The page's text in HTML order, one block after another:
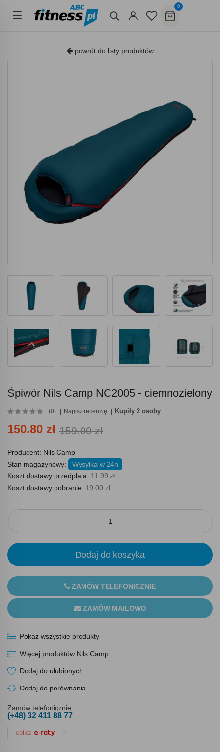
0
powrót do listy produktów
Śpiwór Nils Camp NC2005 - ciemnozielony
(0) Napisz recenzję Kupiły 2 osoby
150.80 zł 159.00 zł
Producent: Nils Camp
Stan magazynowy:
Wysyłka w 24h
Koszt dostawy przedpłata: 11.99 zł
Koszt dostawy pobranie: 19.00 zł
Dodaj do koszyka
ZAMÓW TELEFONICZNIE
ZAMÓW MAILOWO
Pokaż wszystkie produkty
Więcej produktów Nils Camp
Dodaj do ulubionych
Dodaj do porównania
Zamów telefonicznie
(+48) 32 411 88 77